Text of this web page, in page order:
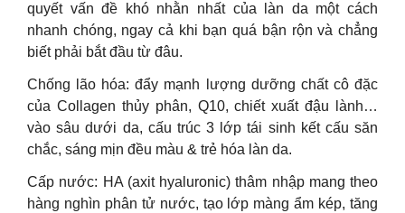
quyết vấn đề khó nhằn nhất của làn da một cách
nhanh chóng, ngay cả khi bạn quá bận rộn và chẳng
biết phải bắt đầu từ đâu.
Chống lão hóa: đẩy mạnh lượng dưỡng chất cô đặc
của Collagen thủy phân, Q10, chiết xuất đậu lành…
vào sâu dưới da, cấu trúc 3 lớp tái sinh kết cấu săn
chắc, sáng mịn đều màu & trẻ hóa làn da.
Cấp nước: HA (axit hyaluronic) thâm nhập mang theo
hàng nghìn phân tử nước, tạo lớp màng ẩm kép, tăng